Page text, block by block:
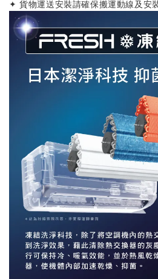
✦ 貨物運送安裝請確保搬運動線及安